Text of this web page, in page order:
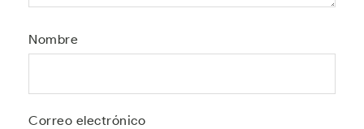
Nombre
Correo electrónico